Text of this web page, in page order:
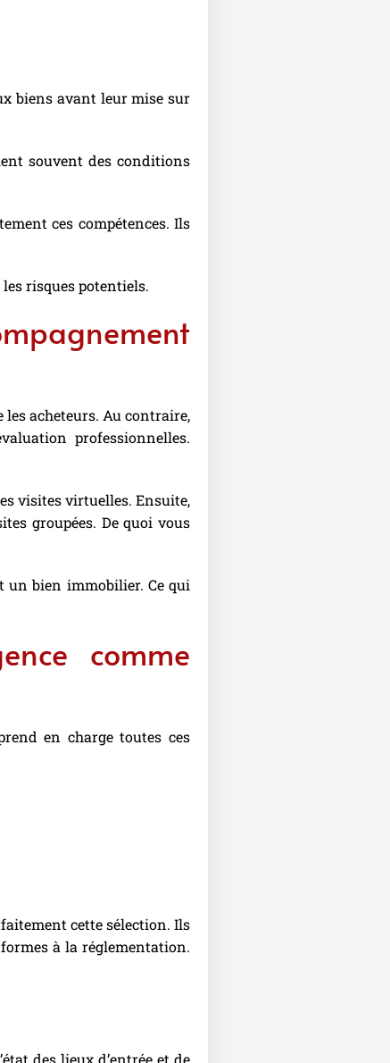
biens avant leur mise sur
souvent des conditions
ces compétences. Ils
risques potentiels.
les acheteurs. Au contraire,
professionnelles.
visites virtuelles. Ensuite,
groupées. De quoi vous
un bien immobilier. Ce qui
comme
en charge toutes ces
cette sélection. Ils
à la réglementation.
des lieux d’entrée et de